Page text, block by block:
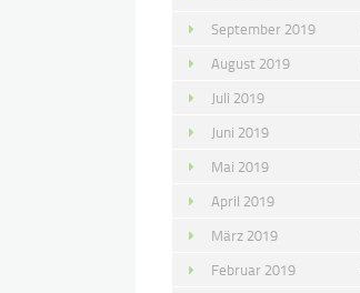
September 2019
August 2019
Juli 2019
Juni 2019
Mai 2019
April 2019
März 2019
Februar 2019